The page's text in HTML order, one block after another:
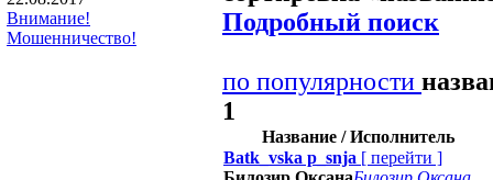
Внимание!
Мошенничество!
Подробный поиск
по популярности
1
Название / Исполнитель
Batk_vska p_snjа [ перейти ]